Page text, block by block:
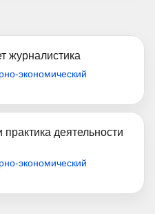
журналистика
экономический
деятельности
экономический